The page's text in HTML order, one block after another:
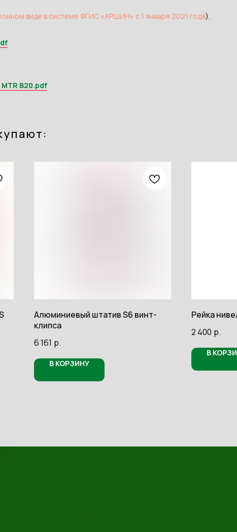
виде в системе ФГИС «АРШИН» с 1 января 2021 года).
B20.pdf
Алюминиевый штатив S6 винт-
клипса
6 161 р.
В КОРЗИНУ
Рейка
2 400 р.
В